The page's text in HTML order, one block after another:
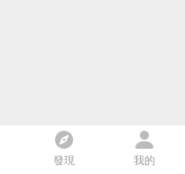
發現 我的